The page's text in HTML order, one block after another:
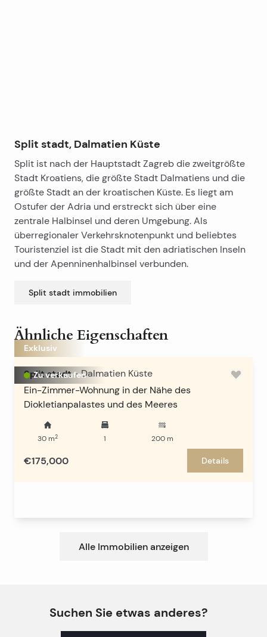
Split stadt, Dalmatien Küste
Split ist nach der Hauptstadt Zagreb die zweitgrößte
Stadt Kroatiens, die größte Stadt Dalmatiens und die
größte Stadt an der kroatischen Küste. Es liegt am
Ostufer der Adria und erstreckt sich über eine
zentrale Halbinsel und deren Umgebung. Als
überregionaler Verkehrsknotenpunkt und beliebtes
Touristenziel ist die Stadt mit den adriatischen Inseln
und der Apenninenhalbinsel verbunden.
Split stadt immobilien
Ähnliche Eigenschaften
Zu verkaufen
Exklusiv
Split stadt - Dalmatien Küste
Ein-Zimmer-Wohnung in der Nähe des
Diokletianpalastes und des Meeres
30 m2 1 200m
€175,000 Details
Alle Immobilien anzeigen
Suchen Sie etwas anderes?